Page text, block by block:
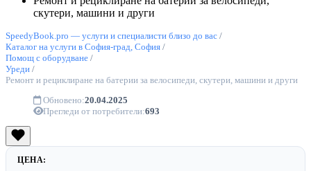
скутери, машини и други
SpeedyBook.pro — услуги и специалисти близо до вас /
Каталог на услуги в София-град, София /
Помощ с оборудване /
Уреди /
Ремонт и рециклиране на батерии за велосипеди, скутери, машини и други
Обновено:20.04.2025
Прегледи от потребители:693
ЦЕНА: